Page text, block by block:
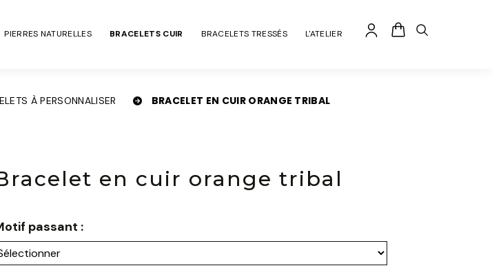
PIERRES NATURELLES BRACELETS CUIR BRACELETS TRESSÉS L'ATELIER
À PERSONNALISER BRACELET EN CUIR ORANGE TRIBAL
en cuir orange tribal
passant :